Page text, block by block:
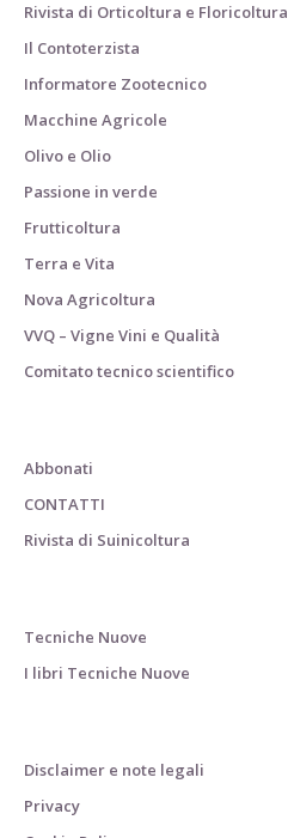
Rivista di Orticoltura e Floricoltura
Il Contoterzista
Informatore Zootecnico
Macchine Agricole
Olivo e Olio
Passione in verde
Frutticoltura
Terra e Vita
Nova Agricoltura
VVQ – Vigne Vini e Qualità
Comitato tecnico scientifico
Abbonati
CONTATTI
Rivista di Suinicoltura
Tecniche Nuove
I libri Tecniche Nuove
Disclaimer e note legali
Privacy